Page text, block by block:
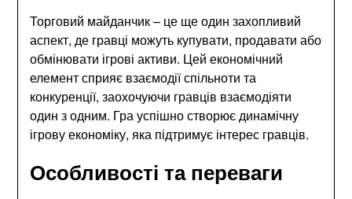
Торговий майданчик – це ще один захопливий
аспект, де гравці можуть купувати, продавати або
обмінювати ігрові активи. Цей економічний
елемент сприяє взаємодії спільноти та
конкуренції, заохочуючи гравців взаємодіяти
один з одним. Гра успішно створює динамічну
ігрову економіку, яка підтримує інтерес гравців.
Особливості та переваги